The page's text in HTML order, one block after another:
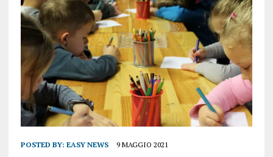
POSTED BY: EASY NEWS 9 MAGGIO 2021